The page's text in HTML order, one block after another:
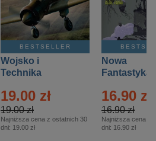
BESTSELLER
Wojsko i
Technika
Specjalne –
Eprasa – 2/2026
19.00 zł
19.00 zł
Najniższa cena z ostatnich 30
dni: 19.00 zł
Nowa
Fantastyka
16.90 zł
16.90 zł
Najniższa cena z
dni: 16.90 zł